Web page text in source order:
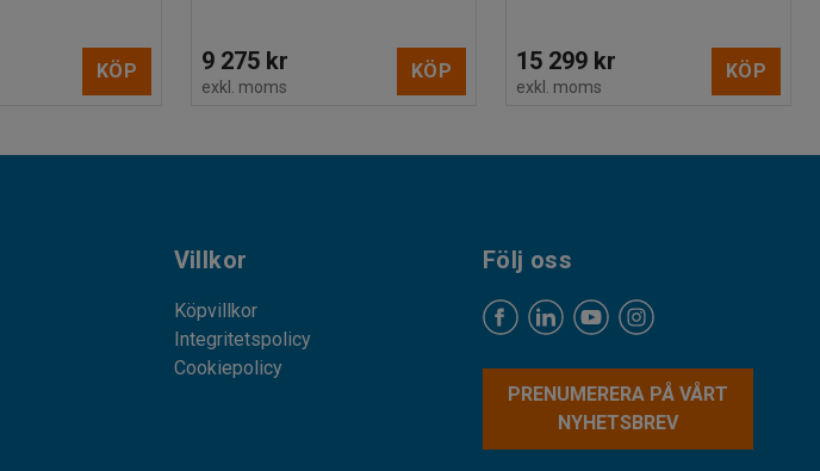
KÖP 9 275 kr
exkl. moms
KÖP 15 299 kr
exkl. moms
KÖP
Villkor
Köpvillkor
Integritetspolicy
Cookiepolicy
Följ oss
PRENUMERERA PÅ VÅRT
NYHETSBREV